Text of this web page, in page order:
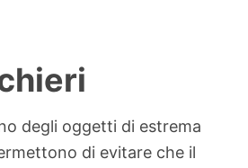
degli oggetti di estrema
di evitare che il